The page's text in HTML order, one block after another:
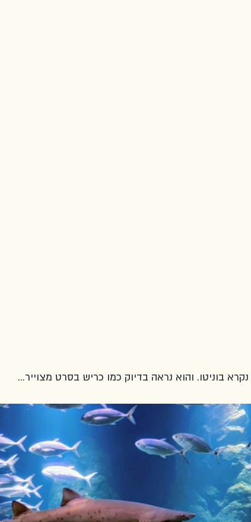
בוניטו. והוא נראה בדיוק כמו כריש בסרט מצוייר...